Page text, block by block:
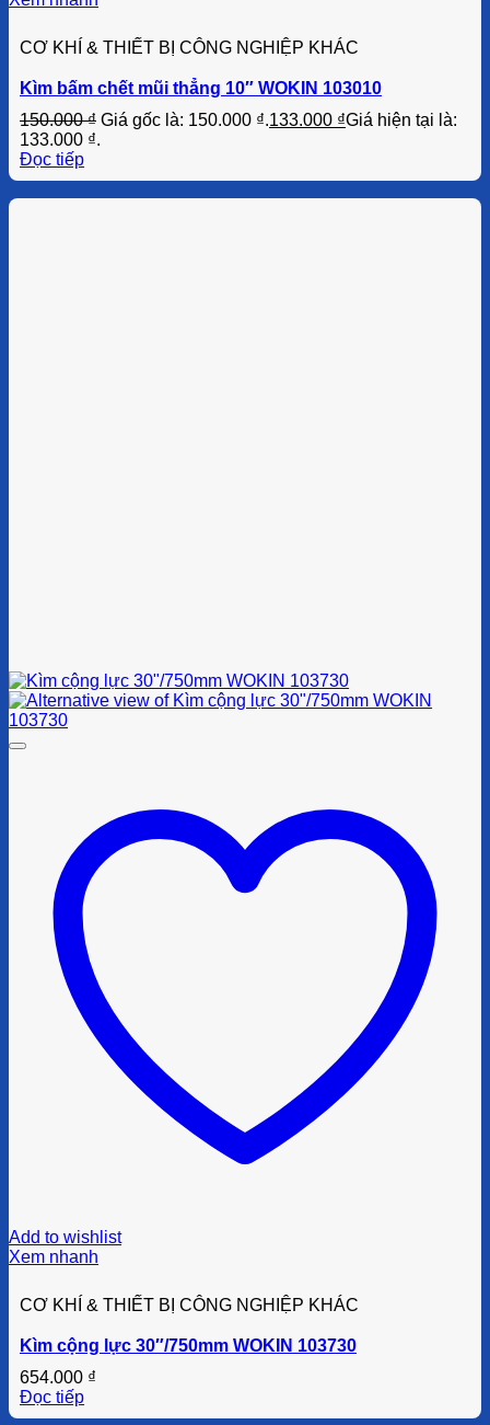
CƠ KHÍ & THIẾT BỊ CÔNG NGHIỆP KHÁC
Kìm bấm chết mũi thẳng 10″ WOKIN 103010
150.000₫ Giá gốc là: 150.000 ₫.133.000 ₫Giá hiện tại là:
133.000 ₫.
Đọc tiếp
Add to wishlist
Xem nhanh
CƠ KHÍ & THIẾT BỊ CÔNG NGHIỆP KHÁC
Kìm cộng lực 30″/750mm WOKIN 103730
654.000 ₫
Đọc tiếp